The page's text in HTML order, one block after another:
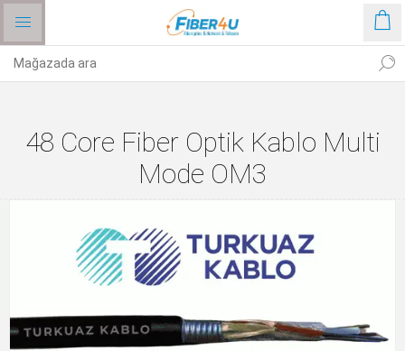
48 Core Fiber Optik Kablo Multi
Mode OM3